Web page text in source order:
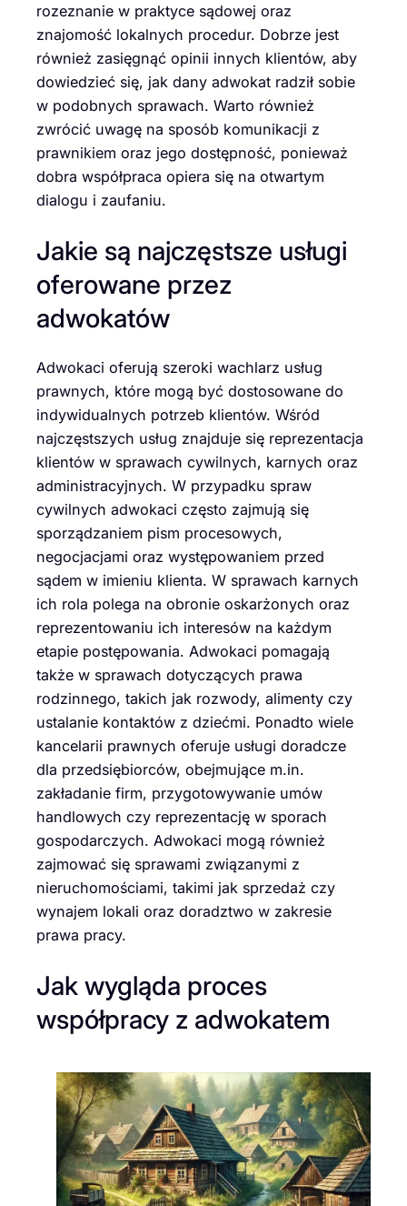
rozeznanie w praktyce sądowej oraz
znajomość lokalnych procedur. Dobrze jest
również zasięgnąć opinii innych klientów, aby
dowiedzieć się, jak dany adwokat radził sobie
w podobnych sprawach. Warto również
zwrócić uwagę na sposób komunikacji z
prawnikiem oraz jego dostępność, ponieważ
dobra współpraca opiera się na otwartym
dialogu i zaufaniu.
Jakie są najczęstsze usługi
oferowane przez
adwokatów
Adwokaci oferują szeroki wachlarz usług
prawnych, które mogą być dostosowane do
indywidualnych potrzeb klientów. Wśród
najczęstszych usług znajduje się reprezentacja
klientów w sprawach cywilnych, karnych oraz
administracyjnych. W przypadku spraw
cywilnych adwokaci często zajmują się
sporządzaniem pism procesowych,
negocjacjami oraz występowaniem przed
sądem w imieniu klienta. W sprawach karnych
ich rola polega na obronie oskarżonych oraz
reprezentowaniu ich interesów na każdym
etapie postępowania. Adwokaci pomagają
także w sprawach dotyczących prawa
rodzinnego, takich jak rozwody, alimenty czy
ustalanie kontaktów z dziećmi. Ponadto wiele
kancelarii prawnych oferuje usługi doradcze
dla przedsiębiorców, obejmujące m.in.
zakładanie firm, przygotowywanie umów
handlowych czy reprezentację w sporach
gospodarczych. Adwokaci mogą również
zajmować się sprawami związanymi z
nieruchomościami, takimi jak sprzedaż czy
wynajem lokali oraz doradztwo w zakresie
prawa pracy.
Jak wygląda proces
współpracy z adwokatem